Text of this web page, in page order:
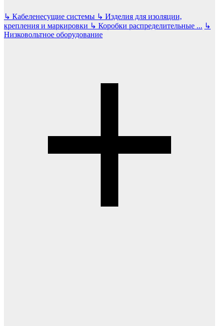
↳ Кабеленесущие системы ↳ Изделия для изоляции,
крепления и маркировки ↳ Коробки распределительные ... ↳
Низковольтное оборудование